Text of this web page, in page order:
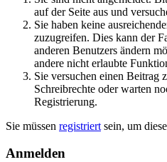
auf der Seite aus und
Sie haben keine
zuzugreifen. Dies kann der
anderen Benutzers ändern
andere nicht erlaubte
Sie versuchen einen Beitrag
Schreibrechte oder warten
Registrierung.
Sie müssen registriert sein, um
Anmelden